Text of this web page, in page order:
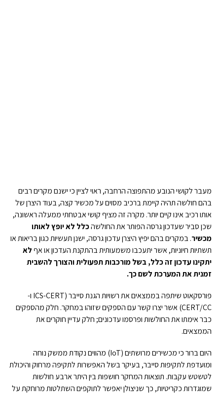
מעבר לקושי הנובע מהתפוצה הרחבה, ראוי לציין כי ישנם מקרים רבים
בהם חולשה תהיה קיימת ברכיב מסוים על מכשיר קצה, בעוד היצרן של
אותו רכיב אינו קיים יותר. מקרה זה מציף קושי אבטחתי ממעלה ראשונה,
שכן סביר שעדכון גרסה הפותר את החולשהכלל לא יופץ לאותו
מכשיר. במקרים בהם יפיץ היצרן עדכון גרסה, ישנן תעשיות כגון בריאות או
תשתיות חיוניות, אשר יתעכבו משמעותית בהתקנת העדכון או אףלא
יתקינו עדכון זה כלל, בשלמורכבות תפעולית והצורך להשבית
זמנית את המערכת לשם כך.
פורסקאוט שיתפה בממצאים את רשויות הגנת סייבר (ICS-CERT ו-
CERT/CC) אשר יצרו קשר עם הספקים שזוהו במחקר. חלק מהספקים
כבר אימתו את החולשות ופרסמו עדכונים; חלק עדיין חוקרים את
הממצאים.
היום ברור כי מכשירים מרושתים (IoT) מהווים נקודת ממשק נוחה
ומועדפת לתקיפות סייבר, בעיקר בשל האפשרות לתקיפה מרחוק והיכולת
לטשטש עקבות. תוצאות המחקר חושפות בין היתר ארבע חולשות
שמוגדרות כקריטיות, כך שניצולן יאפשר לתוקפים השתלטות מרוחקת על